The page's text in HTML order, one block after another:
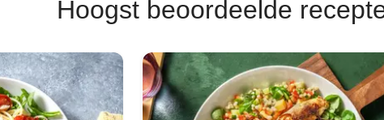
Hoogst beoordeelde